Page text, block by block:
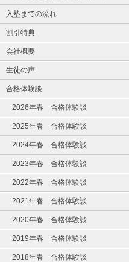
入塾までの流れ
割引特典
会社概要
生徒の声
合格体験談
2026年春 合格体験談
2025年春 合格体験談
2024年春 合格体験談
2023年春 合格体験談
2022年春 合格体験談
2021年春 合格体験談
2020年春 合格体験談
2019年春 合格体験談
2018年春 合格体験談